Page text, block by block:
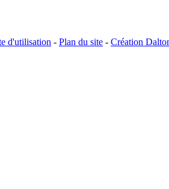
d'utilisation - Plan du site - Création